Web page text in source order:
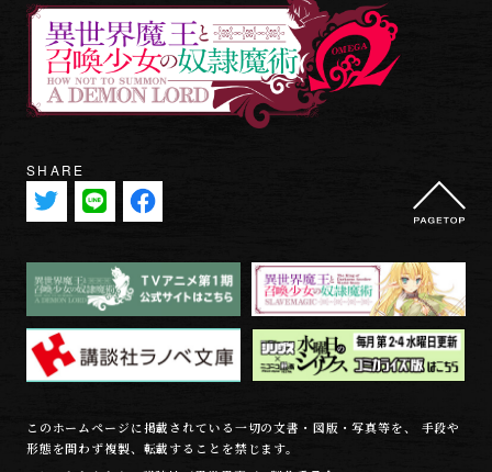
SHARE
このホームページに掲載されている一切の文書・図版・写真等を、 手段や
形態を問わず複製、転載することを禁じます。